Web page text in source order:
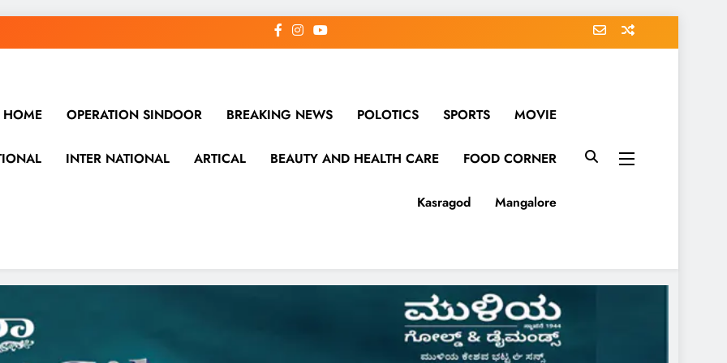
HOME OPERATION SINDOOR BREAKING NEWS POLOTICS SPORTS MOVIE
INTER NATIONAL ARTICAL BEAUTY AND HEALTH CARE FOOD CORNER
Kasragod Mangalore